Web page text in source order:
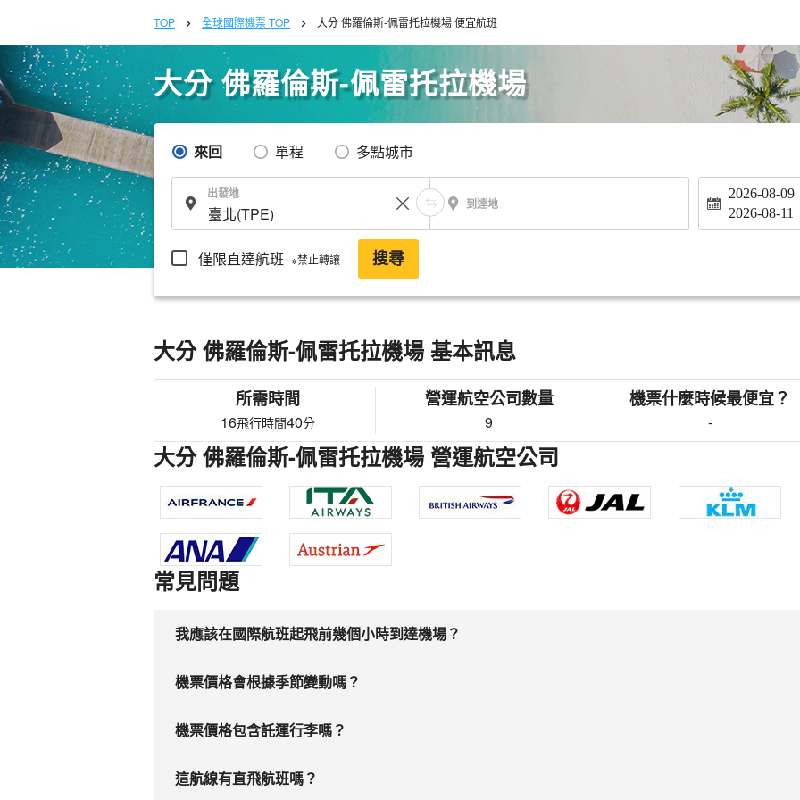
TOP 全球國際機票 TOP 大分 佛羅倫斯-佩雷托拉機場 便宜航班
大分 佛羅倫斯-佩雷托拉機場
來回 單程 多點城市
出發地
到達地
2026-08-09
2026-08-11
僅限直達航班 ※禁止轉讓 搜尋
大分 佛羅倫斯-佩雷托拉機場 基本訊息
所需時間
16飛行時間40分
營運航空公司數量
9
機票什麼時候最便宜？
-
大分 佛羅倫斯-佩雷托拉機場 營運航空公司
常見問題
我應該在國際航班起飛前幾個小時到達機場？
機票價格會根據季節變動嗎？
機票價格包含託運行李嗎？
這航線有直飛航班嗎？